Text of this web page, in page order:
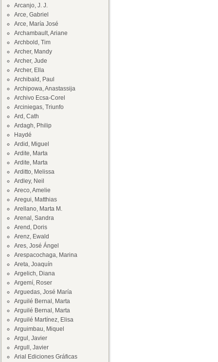
Arcanjo, J. J.
Arce, Gabriel
Arce, María José
Archambault, Ariane
Archbold, Tim
Archer, Mandy
Archer, Jude
Archer, Ella
Archibald, Paul
Archipowa, Anastassija
Archivo Ecsa-Corel
Arciniegas, Triunfo
Ard, Cath
Ardagh, Philip
Haydé
Ardid, Miguel
Ardite, Marta
Ardite, Marta
Arditto, Melissa
Ardley, Neil
Areco, Amelie
Aregui, Matthias
Arellano, Marta M.
Arenal, Sandra
Arend, Doris
Arenz, Ewald
Ares, José Ángel
Arespacochaga, Marina
Areta, Joaquín
Argelich, Diana
Argemí, Roser
Arguedas, José María
Arguilé Bernal, Marta
Arguilé Bernal, Marta
Arguilé Martínez, Elisa
Arguimbau, Miquel
Argul, Javier
Argull, Javier
Arial Ediciones Gráficas